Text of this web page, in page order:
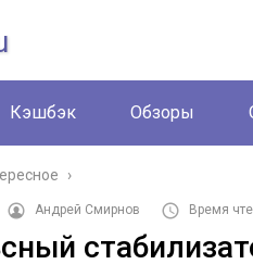
Кэшбэк Обзоры
›
Андрей Смирнов Время